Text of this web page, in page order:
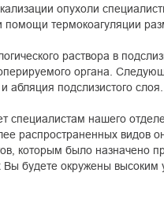
опухоли
помощи термокоагуляции
раствора в
органа.
подслизистого слоя.
специалистам нашего
распространенных видов
которым было назначено
будете окружены